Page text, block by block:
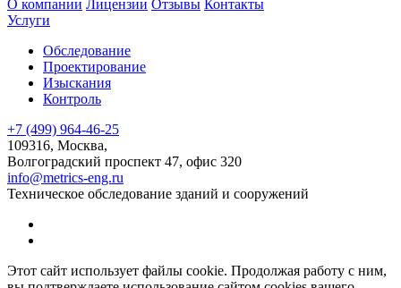
О компании Лицензии Отзывы Контакты
Услуги
Обследование
Проектирование
Изыскания
Контроль
+7 (499) 964-46-25
109316, Москва,
Волгоградский проспект 47, офис 320
info@metrics-eng.ru
Техническое обследование зданий и сооружений
Этот сайт использует файлы cookie. Продолжая работу с ним,